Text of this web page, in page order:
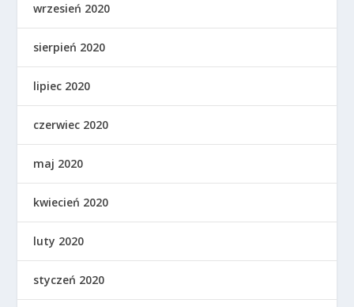
wrzesień 2020
sierpień 2020
lipiec 2020
czerwiec 2020
maj 2020
kwiecień 2020
luty 2020
styczeń 2020